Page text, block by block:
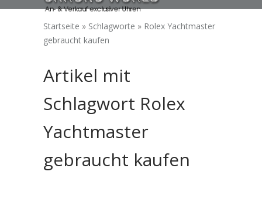
Startseite » Schlagworte » Rolex Yachtmaster
gebraucht kaufen
Artikel mit
Schlagwort Rolex
Yachtmaster
gebraucht kaufen